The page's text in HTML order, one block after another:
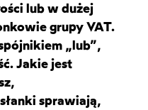
lub w dużej
grupy VAT.
„lub”,
Jakie jest
sprawiają,